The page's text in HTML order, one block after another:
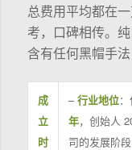
总费用平均都在
考，口碑相传。
含有任何黑帽手法
成
立
时
–行业地位：
年，创始人
司的发展阶